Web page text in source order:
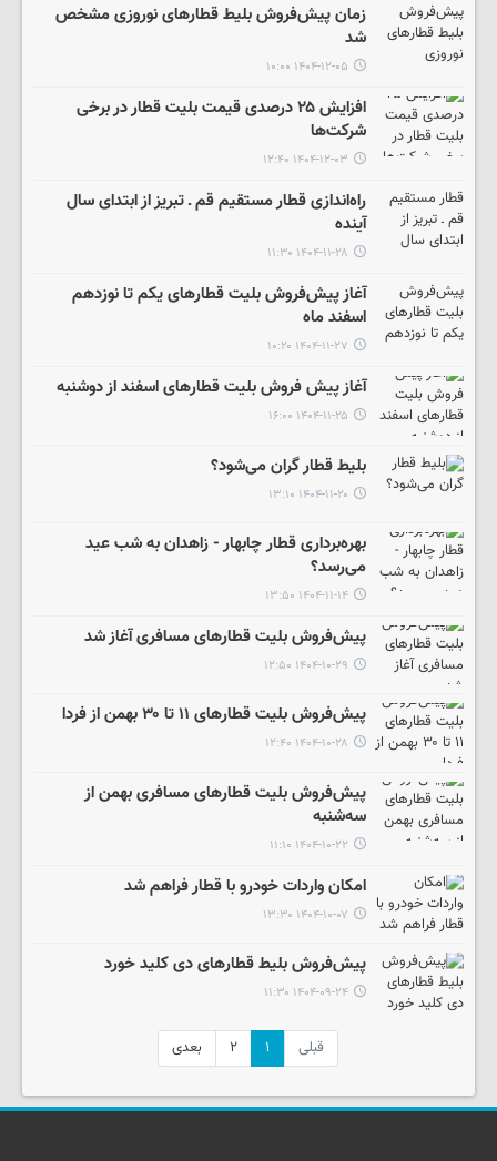
زمان پیش‌فروش بلیط قطارهای نوروزی ‌مشخص
شد
۱۴۰۴-۱۲-۰۵ ۱۰:۰۰
افزایش ۲۵ درصدی قیمت بلیت قطار در برخی
شرکت‌ها
۱۴۰۴-۱۲-۰۳ ۱۲:۴۰
راه‌اندازی قطار مستقیم قم ـ تبریز از ابتدای سال
آینده
۱۴۰۴-۱۱-۲۸ ۱۱:۳۰
آغاز پیش‌فروش بلیت‌ قطارهای یکم تا نوزدهم
اسفند ماه
۱۴۰۴-۱۱-۲۷ ۱۰:۲۰
آغاز پیش فروش بلیت‌ قطارهای اسفند از دوشنبه
۱۴۰۴-۱۱-۲۵ ۱۶:۰۰
بلیط قطار گران می‌شود؟
۱۴۰۴-۱۱-۲۰ ۱۳:۱۰
بهره‌برداری قطار چابهار - زاهدان به شب عید
می‌رسد؟
۱۴۰۴-۱۱-۱۴ ۱۳:۵۰
پیش‌فروش بلیت قطارهای مسافری آغاز شد
۱۴۰۴-۱۰-۲۹ ۱۲:۵۰
پیش‌فروش بلیت‌ قطارهای ۱۱ تا ۳۰ بهمن از فردا
۱۴۰۴-۱۰-۲۸ ۱۲:۴۰
پیش‌فروش بلیت قطارهای مسافری بهمن از
سه‌شنبه
۱۴۰۴-۱۰-۲۲ ۱۱:۱۰
امکان واردات خودرو با قطار فراهم شد
۱۴۰۴-۱۰-۰۷ ۱۳:۳۰
پیش‌فروش بلیط قطارهای دی کلید خورد
۱۴۰۴-۰۹-۲۴ ۱۱:۳۰
قبلی ۱ ۲ بعدی